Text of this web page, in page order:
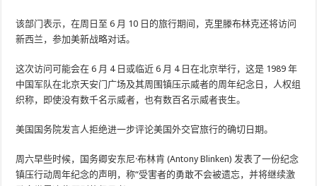
该部门表示，在周日至 6 月 10 日的旅行期间，克里滕布林克还将访问
新西兰，参加美新战略对话。
这次访问可能会在 6 月 4 日或临近 6 月 4 日在北京举行，这是 1989 年
中国军队在北京天安门广场及其周围镇压示威者的周年纪念日，人权组
织称，即使没有数千名示威者，也有数百名示威者丧生。
美国国务院发言人拒绝进一步评论美国外交官旅行的确切日期。
周六早些时候，国务卿安东尼·布林肯 (Antony Blinken) 发表了一份纪念
镇压行动周年纪念的声明，称“受害者的勇敢不会被遗忘，并将继续激